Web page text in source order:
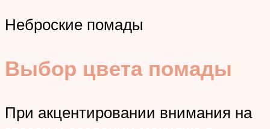
Неброские помады
Выбор цвета помады
При акцентировании внимания на